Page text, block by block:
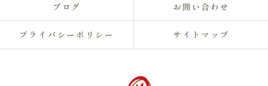
ブログ お問い合わせ
プライバシーポリシー サイトマップ